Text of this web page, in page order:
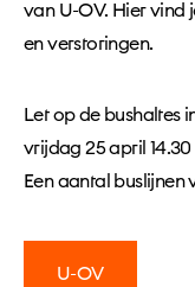
van U-OV. Hier vind
en verstoringen.
Let op de bushaltes
vrijdag 25 april
Een aantal
U-OV